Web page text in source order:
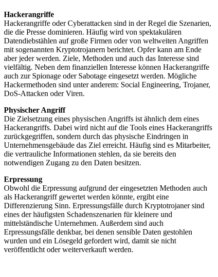
Hackerangriffe
Hackerangriffe oder Cyberattacken sind in der Regel die Szenarien,
die die Presse dominieren. Häufig wird von spektakulären
Datendiebstählen auf große Firmen oder von weltweiten Angriffen
mit sogenannten Kryptotrojanern berichtet. Opfer kann am Ende
aber jeder werden. Ziele, Methoden und auch das Interesse sind
vielfältig. Neben dem finanziellen Interesse können Hackerangriffe
auch zur Spionage oder Sabotage eingesetzt werden. Mögliche
Hackermethoden sind unter anderem: Social Engineering, Trojaner,
DoS-Attacken oder Viren.
Physischer Angriff
Die Zielsetzung eines physischen Angriffs ist ähnlich dem eines
Hacker­angriffs. Dabei wird nicht auf die Tools eines Hackerangriffs
zurückgegriffen, sondern durch das physische Eindringen in
Unternehmensgebäude das Ziel erreicht. Häufig sind es Mitarbeiter,
die vertrauliche Informationen stehlen, da sie bereits den
notwendigen Zugang zu den Daten besitzen.
Erpressung
Obwohl die Erpressung aufgrund der eingesetzten Methoden auch
als Hacker­angriff gewertet werden könnte, ergibt eine
Differenzierung Sinn. Erpressungsfälle durch Kryptotrojaner sind
eines der häufigsten Schadenszenarien für kleinere und
mittelständische Unternehmen. Außerdem sind auch
Erpressungsfälle denkbar, bei denen sensible Daten gestohlen
wurden und ein Lösegeld gefordert wird, damit sie nicht
veröffentlicht oder weiterverkauft werden.